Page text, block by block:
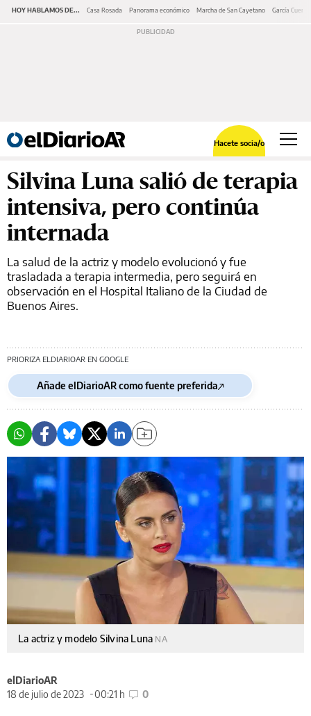
HOY HABLAMOS DE... Casa Rosada Panorama económico Marcha de San Cayetano García Cuerva
Hacete socia/o
Silvina Luna salió de terapia
intensiva, pero continúa
internada
La salud de la actriz y modelo evolucionó y fue
trasladada a terapia intermedia, pero seguirá en
observación en el Hospital Italiano de la Ciudad de
Buenos Aires.
PRIORIZA ELDIARIOAR EN GOOGLE
Añade elDiarioAR como fuente preferida
La actriz y modelo Silvina Luna NA
elDiarioAR
18 de julio de 2023
00:21 h 0